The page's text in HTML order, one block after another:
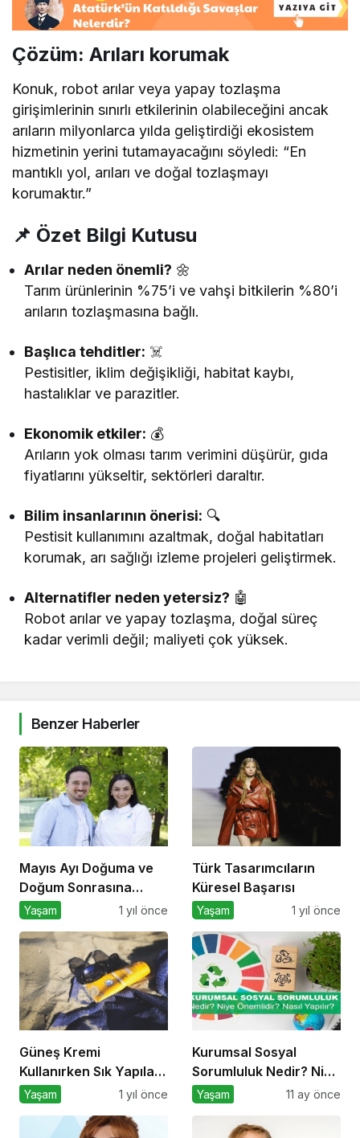
Çözüm: Arıları korumak
Konuk, robot arılar veya yapay tozlaşma
girişimlerinin sınırlı etkilerinin olabileceğini ancak
arıların milyonlarca yılda geliştirdiği ekosistem
hizmetinin yerini tutamayacağını söyledi: “En
mantıklı yol, arıları ve doğal tozlaşmayı
korumaktır.”
📌 Özet Bilgi Kutusu
Arılar neden önemli? 🌼
Tarım ürünlerinin %75’i ve vahşi bitkilerin %80’i
arıların tozlaşmasına bağlı.
Başlıca tehditler: ☠️
Pestisitler, iklim değişikliği, habitat kaybı,
hastalıklar ve parazitler.
Ekonomik etkiler: 💰
Arıların yok olması tarım verimini düşürür, gıda
fiyatlarını yükseltir, sektörleri daraltır.
Bilim insanlarının önerisi: 🔍
Pestisit kullanımını azaltmak, doğal habitatları
korumak, arı sağlığı izleme projeleri geliştirmek.
Alternatifler neden yetersiz? 🤖
Robot arılar ve yapay tozlaşma, doğal süreç
kadar verimli değil; maliyeti çok yüksek.
Benzer Haberler
Mayıs Ayı Doğuma ve
Doğum Sonrasına
Hazırlık Atölyesi
Yaşam 1 yıl önce
Türk Tasarımcıların
Küresel Başarısı
Yaşam 1 yıl önce
Güneş Kremi
Kullanırken Sık Yapılan
Hatalar – Yaygın 8
Yaşam 1 yıl önce
Kurumsal Sosyal
Sorumluluk Nedir? Niye
Önemlidir? Kurumsal
Nasıl Yapılır?
Yaşam 11 ay önce